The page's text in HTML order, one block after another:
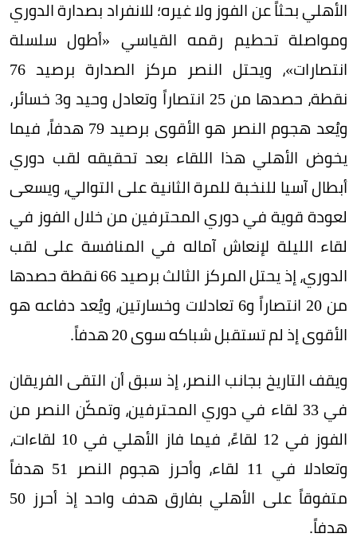
الأهلي بحثاً عن الفوز ولا غيره؛ للانفراد بصدارة الدوري
ومواصلة تحطيم رقمه القياسي «أطول سلسلة
انتصارات»، ويحتل النصر مركز الصدارة برصيد 76
نقطة، حصدها من 25 انتصاراً وتعادل وحيد و3 خسائر،
ويُعد هجوم النصر هو الأقوى برصيد 79 هدفاً، فيما
يخوض الأهلي هذا اللقاء بعد تحقيقه لقب دوري
أبطال آسيا للنخبة للمرة الثانية على التوالي، ويسعى
لعودة قوية في دوري المحترفين من خلال الفوز في
لقاء الليلة لإنعاش آماله في المنافسة على لقب
الدوري، إذ يحتل المركز الثالث برصيد 66 نقطة حصدها
من 20 انتصاراً و6 تعادلات وخسارتين، ويُعد دفاعه هو
الأقوى إذ لم تستقبل شباكه سوى 20 هدفاً.
ويقف التاريخ بجانب النصر، إذ سبق أن التقى الفريقان
في 33 لقاء في دوري المحترفين، وتمكّن النصر من
الفوز في 12 لقاءً، فيما فاز الأهلي في 10 لقاءات،
وتعادلا في 11 لقاء، وأحرز هجوم النصر 51 هدفاً
متفوقاً على الأهلي بفارق هدف واحد إذ أحرز 50
هدفاً.